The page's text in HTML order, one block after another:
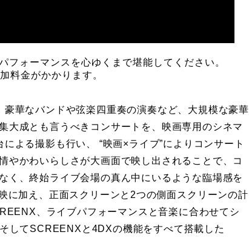
ォーマンスを心ゆくまで堪能してください。
金がかかります。
華なバンドや弦楽四重奏の演奏など、大規模な豪華
大成とも言うべきコンサートを、映画専用のシネマ
よる撮影も行い、 “映画×ライブ”によりコンサート
やかわいらしさが大画面で映し出されることで、コ
く、終始ライブ会場の真ん中にいるような臨場感を
に加え、正⾯スクリーンと2つの側⾯スクリーンの計
、ライブパフォーマンスと⾳楽に合わせてシ
してSCREENXと4DXの機能をすべて搭載した